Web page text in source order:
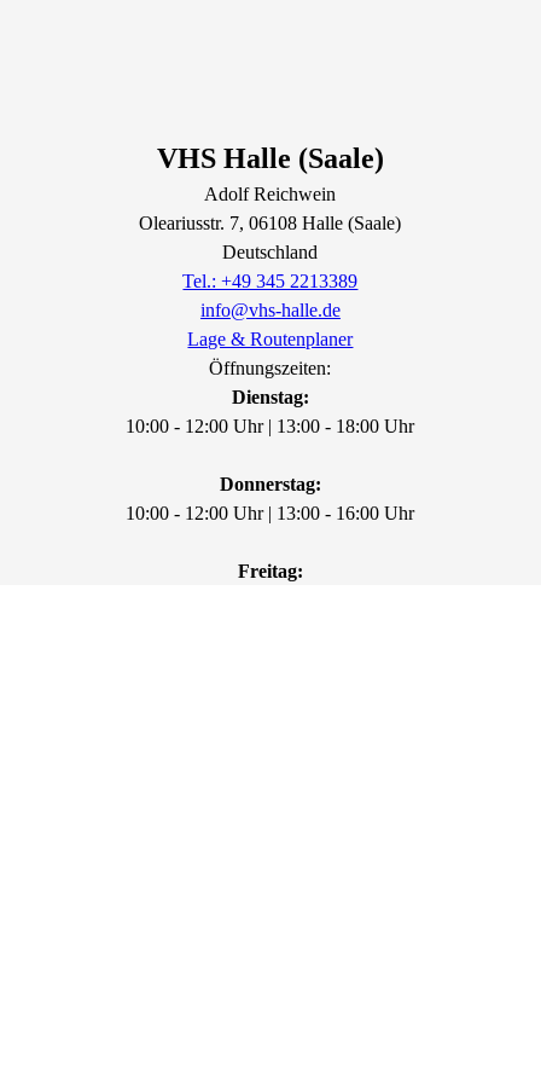
VHS Halle (Saale)
Adolf Reichwein
Oleariusstr. 7, 06108Halle (Saale)
Deutschland
Tel.: +49 345 2213389
info@vhs-halle.de
Lage & Routenplaner
Öffnungszeiten:
Dienstag:
10:00 - 12:00 Uhr | 13:00 - 18:00 Uhr
Donnerstag:
10:00 - 12:00 Uhr | 13:00 - 16:00 Uhr
Freitag: